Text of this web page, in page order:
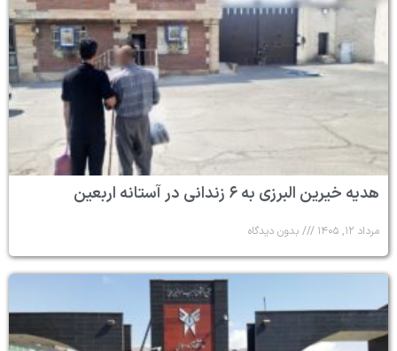
هدیه خیرین البرزی به ۶ زندانی در آستانه اربعین
مرداد ۱۲, ۱۴۰۵ بدون دیدگاه